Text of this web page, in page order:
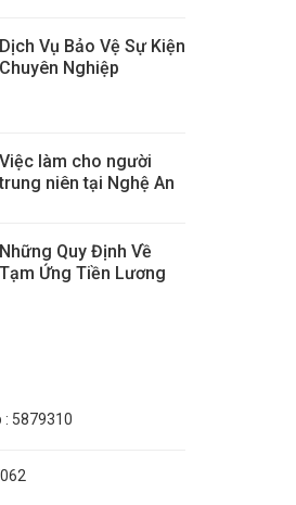
Dịch Vụ Bảo Vệ Sự Kiện
Chuyên Nghiệp
Việc làm cho người
trung niên tại Nghệ An
Những Quy Định Về
Tạm Ứng Tiền Lương
: 5879310